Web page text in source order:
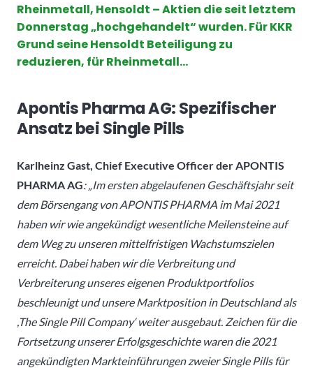
Rheinmetall, Hensoldt – Aktien die seit letztem
Donnerstag „hochgehandelt“ wurden. Für KKR
Grund seine Hensoldt Beteiligung zu
reduzieren, für Rheinmetall…
Apontis Pharma AG: Spezifischer
Ansatz bei Single Pills
Karlheinz Gast, Chief Executive Officer der APONTIS
PHARMA AG: „Im ersten abgelaufenen Geschäftsjahr seit
dem Börsengang von APONTIS PHARMA im Mai 2021
haben wir wie angekündigt wesentliche Meilensteine auf
dem Weg zu unseren mittelfristigen Wachstumszielen
erreicht. Dabei haben wir die Verbreitung und
Verbreiterung unseres eigenen Produktportfolios
beschleunigt und unsere Marktposition in Deutschland als
,The Single Pill Company‘ weiter ausgebaut. Zeichen für die
Fortsetzung unserer Erfolgsgeschichte waren die 2021
angekündigten Markteinführungen zweier Single Pills für